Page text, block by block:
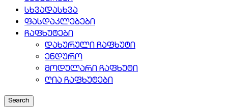
სხვადასხვა
ფასდაკლებები
ჩაფხუტები
დახურული ჩაფხუტი
ენდურო
მოდულარი ჩაფხუტი
ღია ჩაფხუტები
Search